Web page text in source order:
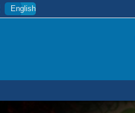
English